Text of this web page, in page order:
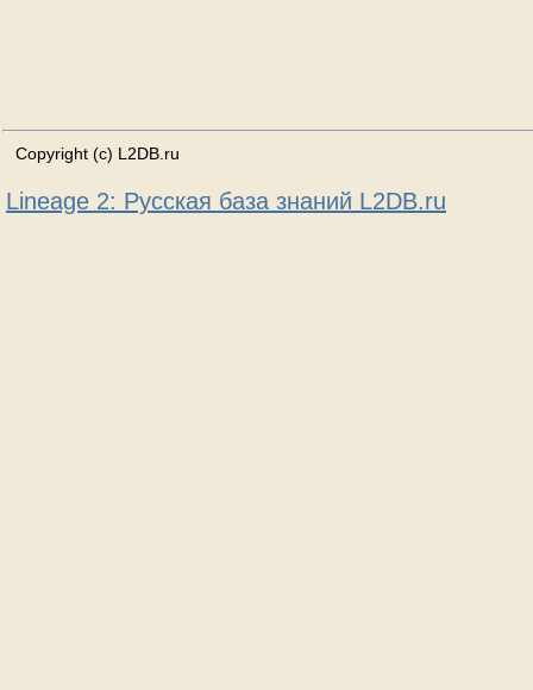
Copyright (c) L2DB.ru
Lineage 2: Русская база знаний L2DB.ru